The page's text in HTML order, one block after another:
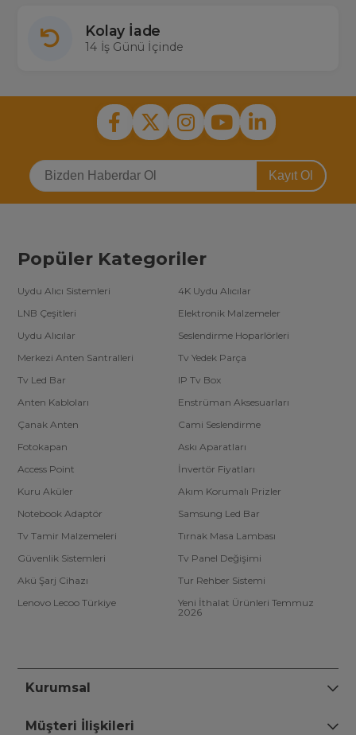
Kolay İade
14 İş Günü İçinde
Kayıt Ol
Popüler Kategoriler
Uydu Alıcı Sistemleri
4K Uydu Alıcılar
LNB Çeşitleri
Elektronik Malzemeler
Uydu Alıcılar
Seslendirme Hoparlörleri
Merkezi Anten Santralleri
Tv Yedek Parça
Tv Led Bar
IP Tv Box
Anten Kabloları
Enstrüman Aksesuarları
Çanak Anten
Cami Seslendirme
Fotokapan
Askı Aparatları
Access Point
İnvertör Fiyatları
Kuru Aküler
Akım Korumalı Prizler
Notebook Adaptör
Samsung Led Bar
Tv Tamir Malzemeleri
Tırnak Masa Lambası
Güvenlik Sistemleri
Tv Panel Değişimi
Akü Şarj Cihazı
Tur Rehber Sistemi
Lenovo Lecoo Türkiye
Yeni İthalat Ürünleri Temmuz
2026
Kurumsal
Müşteri İlişkileri